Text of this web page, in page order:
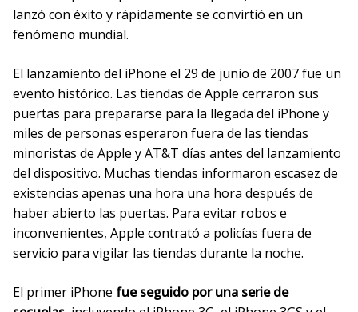
lanzó con éxito y rápidamente se convirtió en un
fenómeno mundial.
El lanzamiento del iPhone el 29 de junio de 2007 fue un
evento histórico. Las tiendas de Apple cerraron sus
puertas para prepararse para la llegada del iPhone y
miles de personas esperaron fuera de las tiendas
minoristas de Apple y AT&T días antes del lanzamiento
del dispositivo. Muchas tiendas informaron escasez de
existencias apenas una hora una hora después de
haber abierto las puertas. Para evitar robos e
inconvenientes, Apple contrató a policías fuera de
servicio para vigilar las tiendas durante la noche.
El primer iPhone fue seguido por una serie de